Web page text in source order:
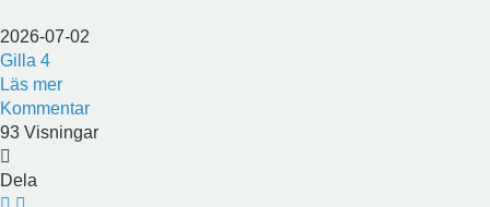
2026-07-02
Gilla 4
Läs mer
Kommentar
93 Visningar
Dela